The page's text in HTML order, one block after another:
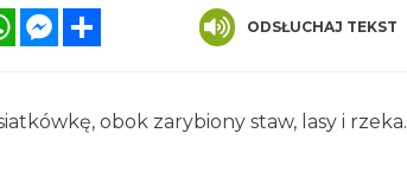
WhatsAppMessenger ODSŁUCHAJ TEKST
obok zarybiony staw, lasy i rzeka.